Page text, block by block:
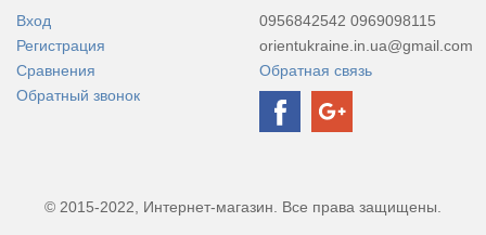
Вход
Регистрация
Сравнения
Обратный звонок
0956842542 0969098115
orientukraine.in.ua@gmail.com
Обратная связь
© 2015-2022, Интернет-магазин. Все права защищены.